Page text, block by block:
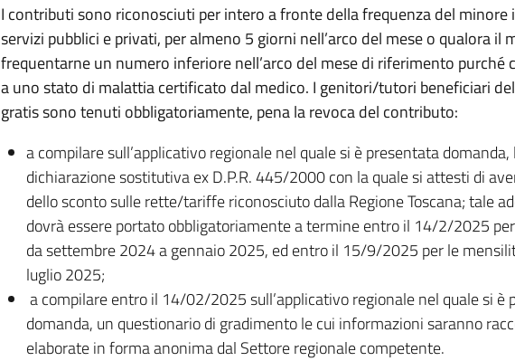
I contributi sono riconosciuti per intero a fronte della frequenza del minore
servizi pubblici e privati, per almeno 5 giorni nell’arco del mese o qualora il
frequentarne un numero inferiore nell’arco del mese di riferimento purché
a uno stato di malattia certificato dal medico. I genitori/tutori beneficiari
gratis sono tenuti obbligatoriamente, pena la revoca del contributo:
a compilare sull’applicativo regionale nel quale si è presentata domanda,
dichiarazione sostitutiva ex D.P.R. 445/2000 con la quale si attesti di
dello sconto sulle rette/tariffe riconosciuto dalla Regione Toscana; tale
dovrà essere portato obbligatoriamente a termine entro il 14/2/2025
da settembre 2024 a gennaio 2025, ed entro il 15/9/2025 per le
luglio 2025;
a compilare entro il 14/02/2025 sull’applicativo regionale nel quale si è
domanda, un questionario di gradimento le cui informazioni saranno
elaborate in forma anonima dal Settore regionale competente.